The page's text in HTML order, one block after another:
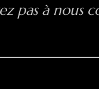
pas à nous